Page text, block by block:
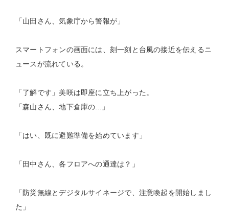
「山田さん、気象庁から警報が」
スマートフォンの画面には、刻一刻と台風の接近を伝えるニ
ュースが流れている。
「了解です」美咲は即座に立ち上がった。
「森山さん、地下倉庫の...」
「はい、既に避難準備を始めています」
「田中さん、各フロアへの通達は？」
「防災無線とデジタルサイネージで、注意喚起を開始しまし
た」